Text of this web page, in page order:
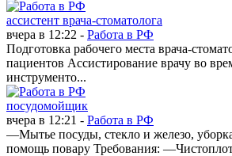
ассистент врача-стоматолога
вчера в 12:22 - Работа в РФ
Подготовка рабочего места врача-
пациентов Ассистирование врачу во
инструменто...
посудомойщик
вчера в 12:21 - Работа в РФ
—Мытье посуды, стекло и железо,
помощь повару Требования: